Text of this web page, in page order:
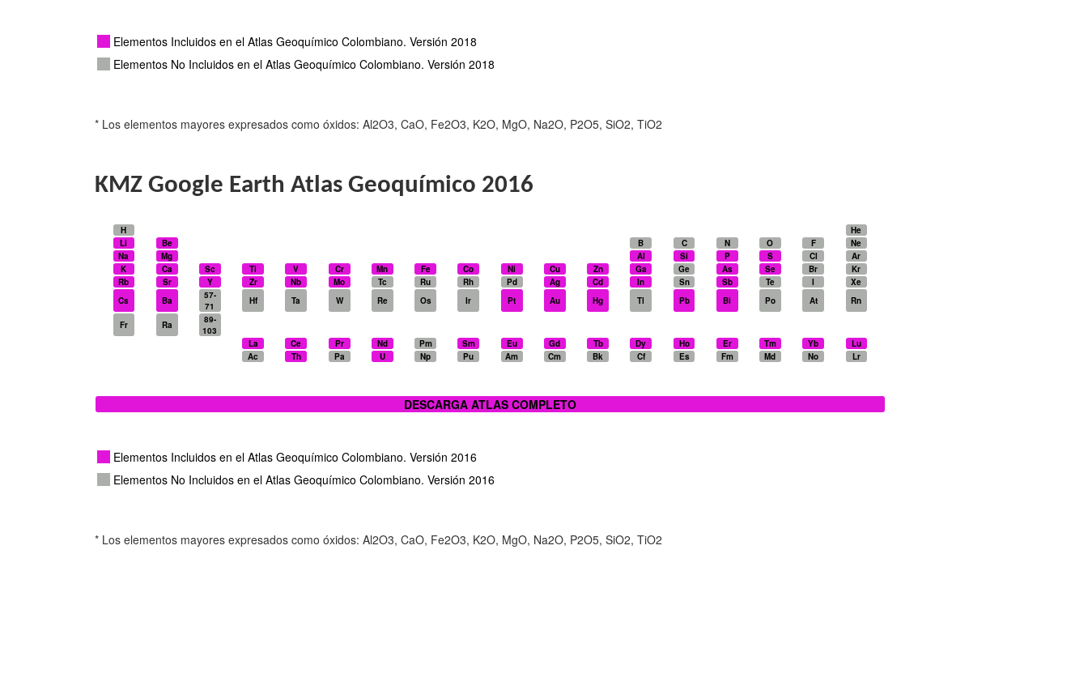
Elementos Incluidos en el Atlas Geoquímico Colombiano. Versión 2018
Elementos No Incluidos en el Atlas Geoquímico Colombiano. Versión 2018
* Los elementos mayores expresados como óxidos: Al2O3, CaO, Fe2O3, K2O, MgO, Na2O, P2O5, SiO2, TiO2
KMZ Google Earth Atlas Geoquímico 2016
H
He
Li
Be B C N O F
Ne
Na
Mg Al Si P S Cl
Ar
K
Ca Sc Ti V Cr Mn Fe Co Ni Cu Zn Ga Ge As Se Br
Kr
Rb
Sr Y Zr Nb Mo Tc Ru Rh Pd Ag Cd In Sn Sb Te I
Xe
Cs
Ba
57-
71
Hf Ta W Re Os Ir Pt Au Hg Tl Pb Bi Po At Rn
Fr Ra
89-
103
La
Ce Pr Nd Pm Sm Eu Gd Tb Dy Ho Er Tm Yb
Lu
Ac
Th Pa U Np Pu Am Cm Bk Cf Es Fm Md No Lr
DESCARGA ATLAS COMPLETO
Elementos Incluidos en el Atlas Geoquímico Colombiano. Versión 2016
Elementos No Incluidos en el Atlas Geoquímico Colombiano. Versión 2016
* Los elementos mayores expresados como óxidos: Al2O3, CaO, Fe2O3, K2O, MgO, Na2O, P2O5, SiO2, TiO2